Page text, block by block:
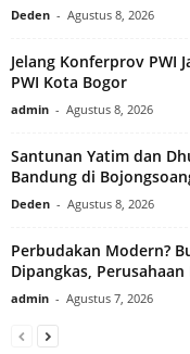
Deden - Agustus 8, 2026
Jelang Konferprov PWI
PWI Kota Bogor
admin - Agustus 8, 2026
Santunan Yatim dan
Bandung di
Deden - Agustus 8, 2026
Perbudakan Modern?
Dipangkas,
admin - Agustus 7, 2026